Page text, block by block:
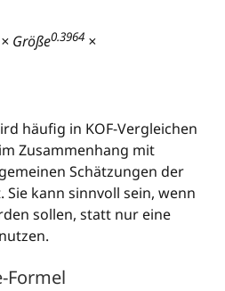
Größe0.3964 ×
häufig in KOF-Vergleichen
Zusammenhang mit
Schätzungen der
kann sinnvoll sein, wenn
sollen, statt nur eine
Formel